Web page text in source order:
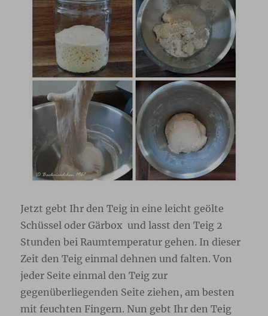
Jetzt gebt Ihr den Teig in eine leicht geölte
Schüssel oder Gärbox und lasst den Teig 2
Stunden bei Raumtemperatur gehen. In dieser
Zeit den Teig einmal dehnen und falten. Von
jeder Seite einmal den Teig zur
gegenüberliegenden Seite ziehen, am besten
mit feuchten Fingern. Nun gebt Ihr den Teig